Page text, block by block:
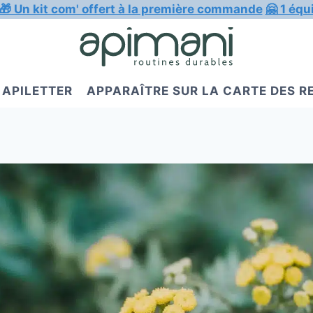
🎁 Un kit com' offert à la première commande 🤗 1
APILETTER APPARAÎTRE SUR LA CARTE DES